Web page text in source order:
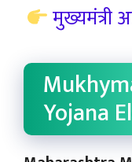
मुख्यमंत्री
Yojana